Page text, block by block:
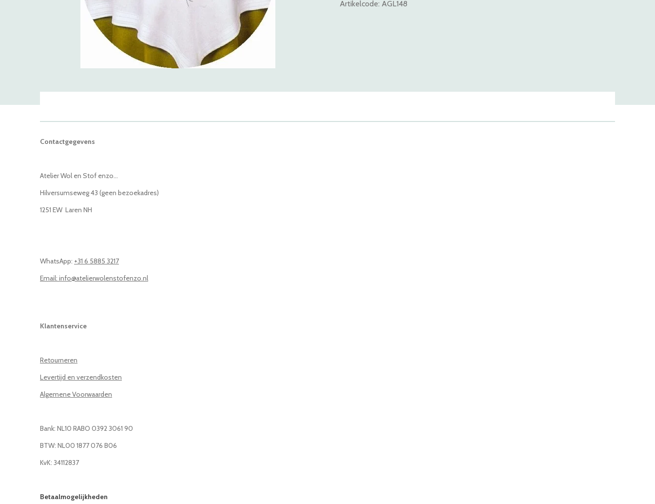
Artikelcode: AGL148
Contactgegevens
Atelier Wol en Stof enzo...
Hilversumseweg 43 (geen bezoekadres)
1251 EW Laren NH
WhatsApp: +31 6 5885 3217
Email: info@atelierwolenstofenzo.nl
Klantenservice
Retourneren
Levertijd en verzendkosten
Algemene Voorwaarden
Bank: NL10 RABO 0392 3061 90
BTW: NL00 1877 076 B06
KvK: 34112837
Betaalmogelijkheden